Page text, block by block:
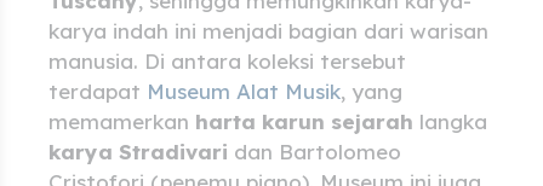
karya indah ini menjadi bagian dari warisan
manusia. Di antara koleksi tersebut
terdapat Museum Alat Musik, yang
memamerkan harta karun sejarah langka
karya Stradivari dan Bartolomeo